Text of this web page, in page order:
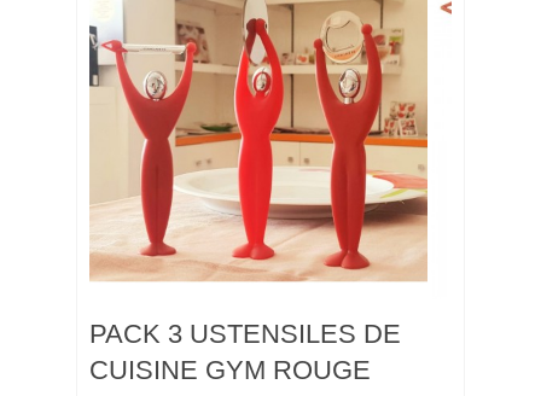
PACK 3 USTENSILES DE
CUISINE GYM ROUGE